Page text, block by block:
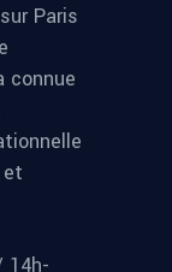
Paris
connue
et
14h-